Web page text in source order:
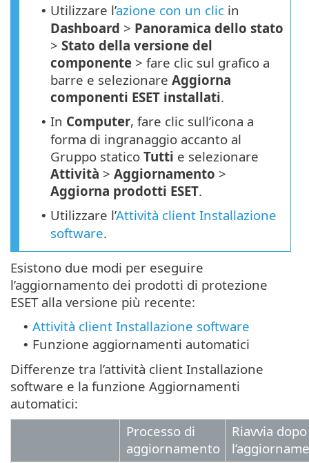
• Utilizzare l’azione con un clic in
Dashboard > Panoramica dello stato
> Stato della versione del
componente > fare clic sul grafico a
barre e selezionare Aggiorna
componenti ESET installati.
• In Computer, fare clic sull’icona a
forma di ingranaggio accanto al
Gruppo statico Tutti e selezionare
Attività > Aggiornamento >
Aggiorna prodotti ESET.
• Utilizzare l’Attività client Installazione
software.
Esistono due modi per eseguire
l’aggiornamento dei prodotti di protezione
ESET alla versione più recente:
• Attività client Installazione software
• Funzione aggiornamenti automatici
Differenze tra l’attività client Installazione
software e la funzione Aggiornamenti
automatici:
Processo di
aggiornamento
Riavvia dopo